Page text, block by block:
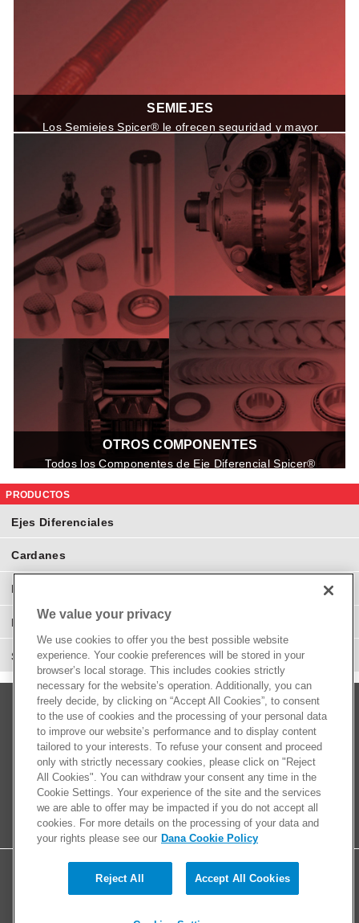
SEMIEJES
Los Semiejes Spicer® le ofrecen seguridad y mayor
durabilidad en todo tipo de terreno, gracias a que son
frabricados con materiales de alta calidad y Procesos
de fabricación de precisión.
OTROS COMPONENTES
Todos los Componentes de Eje Diferencial Spicer®
PRODUCTOS
Ejes Diferenciales
Cardanes
Ejes Homocinéticos
Performance
Suspensión
© 2026 Dana Limited. All rights reserved.
We value your privacy
We use cookies to offer you the best possible website
experience. Your cookie preferences will be stored in your
browser’s local storage. This includes cookies strictly
necessary for the website’s operation. Additionally, you can
freely decide, by clicking on “Accept All Cookies”, to consent
to the use of cookies and the processing of your personal data
to improve our website’s performance and to display content
tailored to your interests. To refuse your consent and proceed
only with strictly necessary cookies, please click on "Reject
All Cookies". You can withdraw your consent any time in the
Cookie Settings. Your experience of the site and the services
we are able to offer may be impacted if you do not accept all
cookies. For more details on the processing of your data and
your rights please see our Dana Cookie Policy
Reject All Accept All Cookies